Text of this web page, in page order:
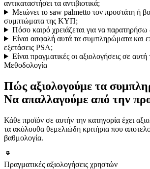
αντικαταστήσει τα αντιβιοτικά;
Μειώνει το saw palmetto τον προστάτη ή
συμπτώματα της ΚΥΠ;
Πόσο καιρό χρειάζεται για να παρατηρήσω
Είναι ασφαλή αυτά τα συμπληρώματα και
εξετάσεις PSA;
Είναι πραγματικές οι αξιολογήσεις σε αυτή
Μεθοδολογία
Πώς αξιολογούμε τα
Να απαλλαγούμε από την
Κάθε προϊόν σε αυτήν την κατηγορία έχει
τα ακόλουθα θεμελιώδη κριτήρια που
βαθμολογία.
Πραγματικές αξιολογήσεις χρηστών